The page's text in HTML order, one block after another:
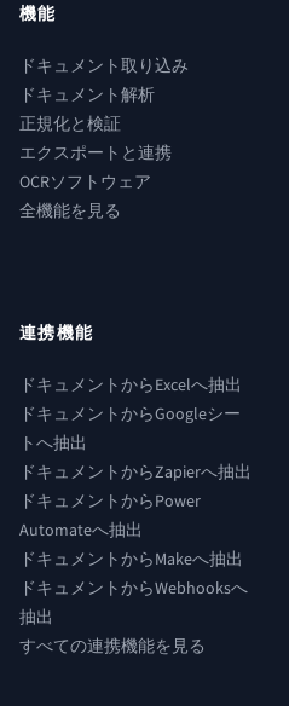
機能
ドキュメント取り込み
ドキュメント解析
正規化と検証
エクスポートと連携
OCRソフトウェア
全機能を見る
連携機能
ドキュメントからExcelへ抽出
ドキュメントからGoogleシー
トへ抽出
ドキュメントからZapierへ抽出
ドキュメントからPower
Automateへ抽出
ドキュメントからMakeへ抽出
ドキュメントからWebhooksへ
抽出
すべての連携機能を見る